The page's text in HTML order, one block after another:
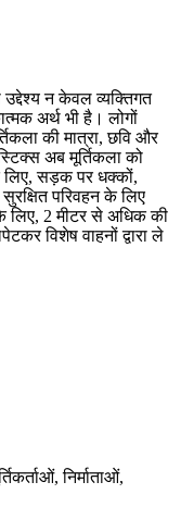
न केवल व्यक्तिगत
अर्थ भी है। लोगों
की मात्रा, छवि और
अब मूर्तिकला को
सड़क पर धक्कों,
परिवहन के लिए
लिए, 2 मीटर से अधिक की
विशेष वाहनों द्वारा ले
निर्माताओं,